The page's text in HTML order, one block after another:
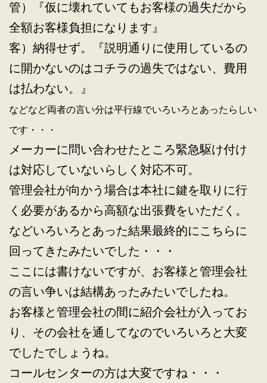
管）『仮に壊れていてもお客様の過失だから
全額お客様負担になります』
客）納得せず。『説明通りに使用しているの
に開かないのはコチラの過失ではない、費用
は払わない。』
などなど両者の言い分は平行線でいろいろとあったらしい
です・・・
メーカーに問い合わせたところ緊急駆け付け
は対応していないらしく対応不可。
管理会社が向かう場合は本社に鍵を取りに行
く必要があるから高額な出張費をいただく。
などいろいろとあった結果最終的にこちらに
回ってきたみたいでした・・・
ここには書けないですが、お客様と管理会社
の言い争いは結構あったみたいでしたね。
お客様と管理会社の間に紹介会社が入ってお
り、その会社を通してなのでいろいろと大変
でしたでしょうね。
コールセンターの方は大変ですね・・・